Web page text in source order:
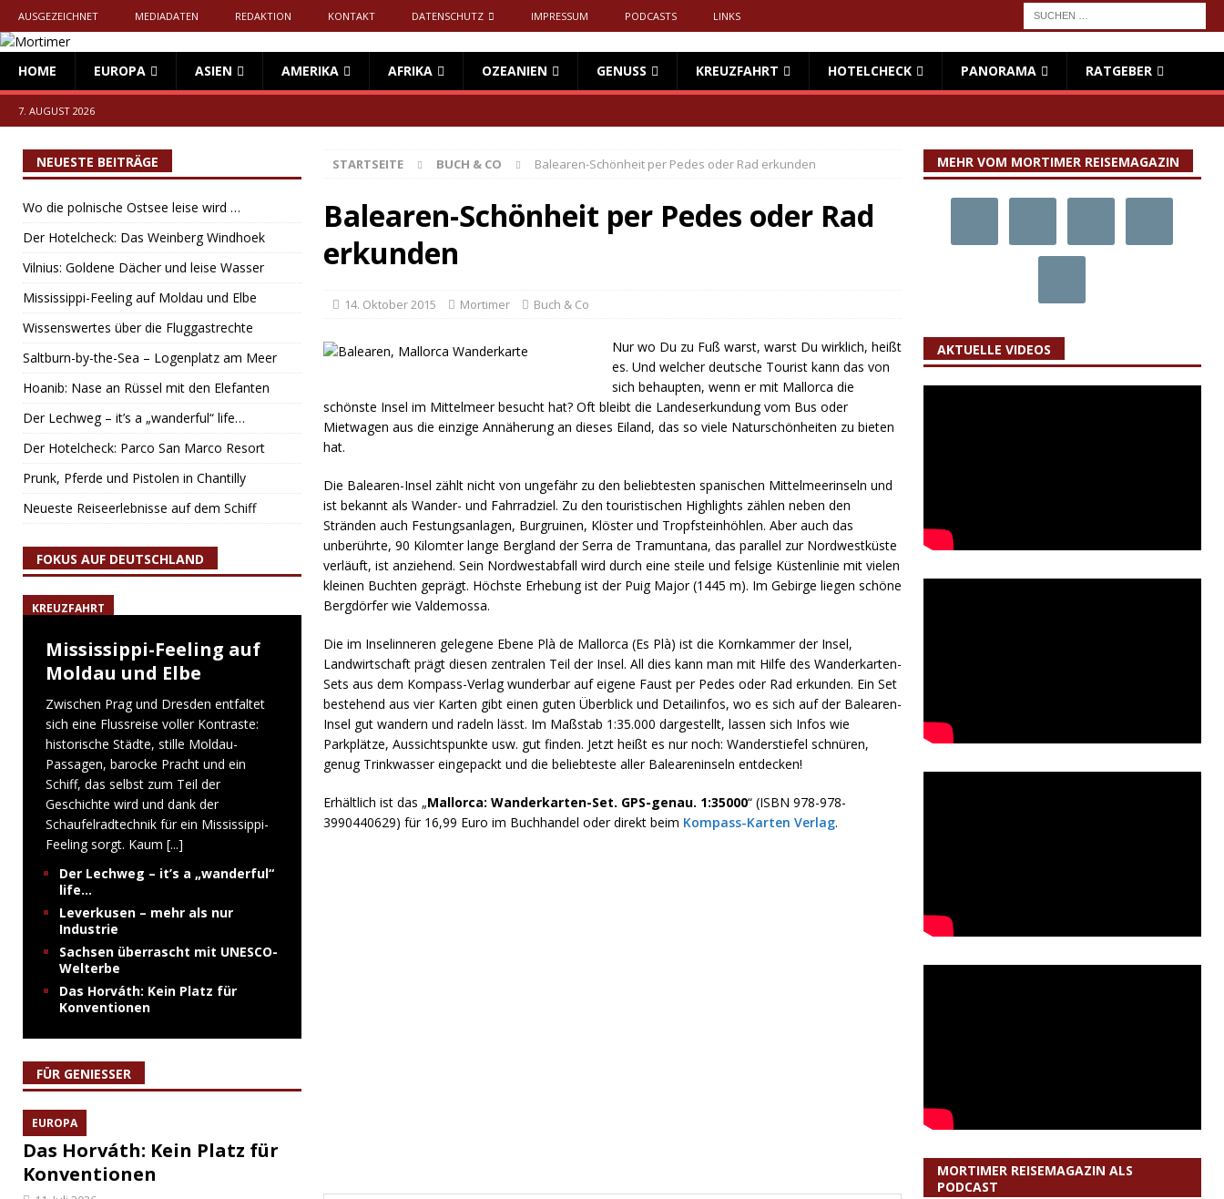
AUSGEZEICHNET MEDIADATEN REDAKTION KONTAKT DATENSCHUTZ IMPRESSUM PODCASTS LINKS
HOME EUROPA ASIEN AMERIKA AFRIKA OZEANIEN GENUSS KREUZFAHRT HOTELCHECK PANORAMA RATGEBER
7. AUGUST 2026
STARTSEITE BUCH & CO Balearen-Schönheit per Pedes oder Rad erkunden
Balearen-Schönheit per Pedes oder Rad
erkunden
14. Oktober 2015 Mortimer Buch & Co
Nur wo Du zu Fuß warst, warst Du wirklich, heißt
es. Und welcher deutsche Tourist kann das von
sich behaupten, wenn er mit Mallorca die
schönste Insel im Mittelmeer besucht hat? Oft bleibt die Landeserkundung vom Bus oder
Mietwagen aus die einzige Annäherung an dieses Eiland, das so viele Naturschönheiten zu bieten
hat.
Die Balearen-Insel zählt nicht von ungefähr zu den beliebtesten spanischen Mittelmeerinseln und
ist bekannt als Wander- und Fahrradziel. Zu den touristischen Highlights zählen neben den
Stränden auch Festungsanlagen, Burgruinen, Klöster und Tropfsteinhöhlen. Aber auch das
unberührte, 90 Kilomter lange Bergland der Serra de Tramuntana, das parallel zur Nordwestküste
verläuft, ist anziehend. Sein Nordwestabfall wird durch eine steile und felsige Küstenlinie mit vielen
kleinen Buchten geprägt. Höchste Erhebung ist der Puig Major (1445 m). Im Gebirge liegen schöne
Bergdörfer wie Valdemossa.
Die im Inselinneren gelegene Ebene Plà de Mallorca (Es Plà) ist die Kornkammer der Insel,
Landwirtschaft prägt diesen zentralen Teil der Insel. All dies kann man mit Hilfe des Wanderkarten-
Sets aus dem Kompass-Verlag wunderbar auf eigene Faust per Pedes oder Rad erkunden. Ein Set
bestehend aus vier Karten gibt einen guten Überblick und Detailinfos, wo es sich auf der Balearen-
Insel gut wandern und radeln lässt. Im Maßstab 1:35.000 dargestellt, lassen sich Infos wie
Parkplätze, Aussichtspunkte usw. gut finden. Jetzt heißt es nur noch: Wanderstiefel schnüren,
genug Trinkwasser eingepackt und die beliebteste aller Baleareninseln entdecken!
Erhältlich ist das „Mallorca: Wanderkarten-Set. GPS-genau. 1:35000“ (ISBN 978-978-
3990440629) für 16,99 Euro im Buchhandel oder direkt beim Kompass-Karten Verlag.
NEUESTE BEITRÄGE
Wo die polnische Ostsee leise wird …
Der Hotelcheck: Das Weinberg Windhoek
Vilnius: Goldene Dächer und leise Wasser
Mississippi-Feeling auf Moldau und Elbe
Wissenswertes über die Fluggastrechte
Saltburn-by-the-Sea – Logenplatz am Meer
Hoanib: Nase an Rüssel mit den Elefanten
Der Lechweg – it’s a „wanderful“ life…
Der Hotelcheck: Parco San Marco Resort
Prunk, Pferde und Pistolen in Chantilly
Neueste Reiseerlebnisse auf dem Schiff
FOKUS AUF DEUTSCHLAND
KREUZFAHRT
Mississippi-Feeling auf
Moldau und Elbe
Zwischen Prag und Dresden entfaltet
sich eine Flussreise voller Kontraste:
historische Städte, stille Moldau-
Passagen, barocke Pracht und ein
Schiff, das selbst zum Teil der
Geschichte wird und dank der
Schaufelradtechnik für ein Mississippi-
Feeling sorgt. Kaum [...]
Der Lechweg – it’s a „wanderful“
life…
Leverkusen – mehr als nur
Industrie
Sachsen überrascht mit UNESCO-
Welterbe
Das Horváth: Kein Platz für
Konventionen
FÜR GENIESSER
EUROPA
Das Horváth: Kein Platz für
Konventionen
MEHR VOM MORTIMER REISEMAGAZIN
AKTUELLE VIDEOS
MORTIMER REISEMAGAZIN ALS
PODCAST